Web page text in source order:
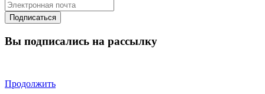
Вы подписались на рассылку
Продолжить